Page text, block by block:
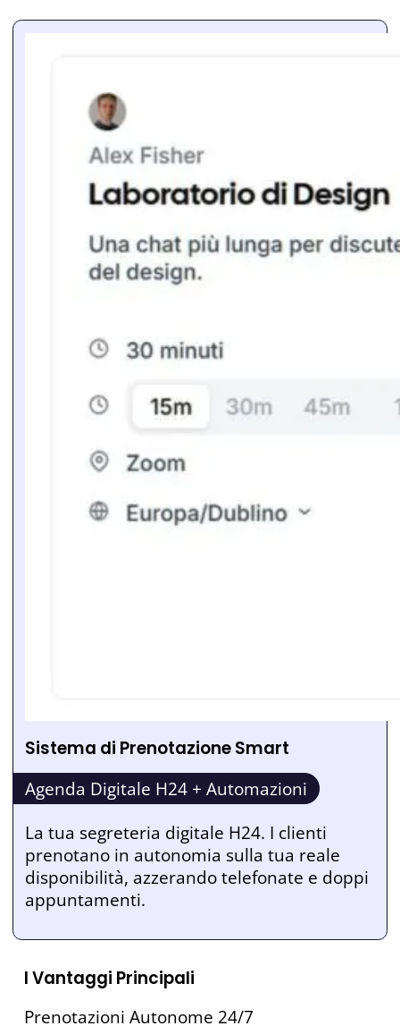
Sistema di Prenotazione Smart
Agenda Digitale H24 + Automazioni
La tua segreteria digitale H24. I clienti
prenotano in autonomia sulla tua reale
disponibilità, azzerando telefonate e doppi
appuntamenti.
I Vantaggi Principali
Prenotazioni Autonome 24/7